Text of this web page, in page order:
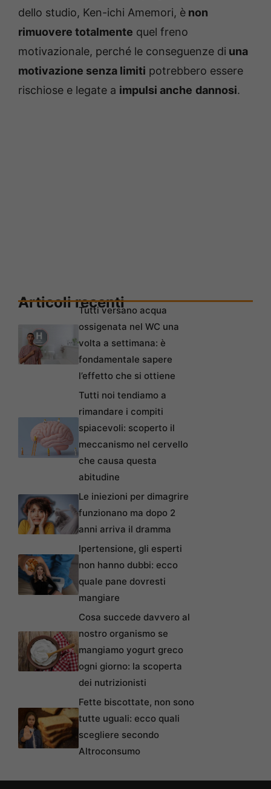
dello studio, Ken-ichi Amemori, è non
rimuovere totalmente quel freno
motivazionale, perché le conseguenze di una
motivazione senza limiti potrebbero essere
rischiose e legate a impulsi anche dannosi.
Articoli recenti
Tutti versano acqua
ossigenata nel WC una
volta a settimana: è
fondamentale sapere
l’effetto che si ottiene
Tutti noi tendiamo a
rimandare i compiti
spiacevoli: scoperto il
meccanismo nel cervello
che causa questa
abitudine
Le iniezioni per dimagrire
funzionano ma dopo 2
anni arriva il dramma
Ipertensione, gli esperti
non hanno dubbi: ecco
quale pane dovresti
mangiare
Cosa succede davvero al
nostro organismo se
mangiamo yogurt greco
ogni giorno: la scoperta
dei nutrizionisti
Fette biscottate, non sono
tutte uguali: ecco quali
scegliere secondo
Altroconsumo